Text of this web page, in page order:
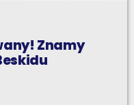
Znamy